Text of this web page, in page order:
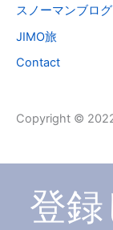
:スノーマンブログ
JIMO旅
Contact
Copyright ©
登